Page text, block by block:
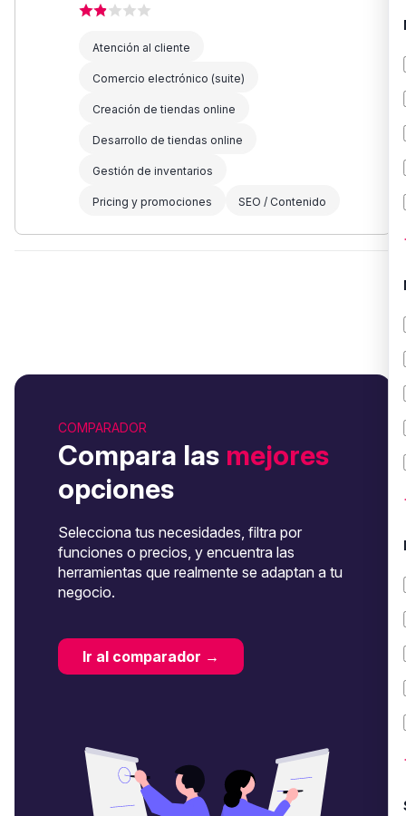
Atención al cliente
Comercio electrónico (suite)
Creación de tiendas online
Desarrollo de tiendas online
Gestión de inventarios
Pricing y promociones SEO / Contenido
COMPARADOR
Compara las mejores
opciones
Selecciona tus necesidades, filtra por
funciones o precios, y encuentra las
herramientas que realmente se adaptan a tu
negocio.
Ir al comparador →